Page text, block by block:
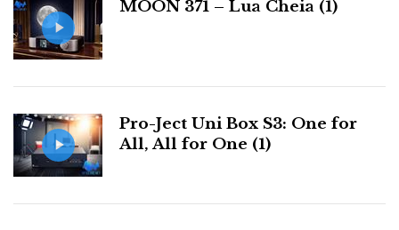
o
r +
r
e
t
s
MOON 371 – Lua Cheia (1)
Pro-Ject Uni Box S3: One for
All, All for One (1)